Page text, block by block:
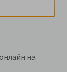
на